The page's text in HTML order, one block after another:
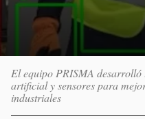
El equipo PRISMA desarrolló
artificial y sensores para
industriales